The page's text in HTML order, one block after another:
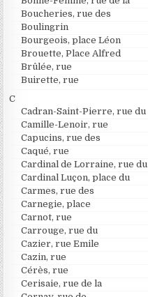
Boucheries, rue des
Boulingrin
Bourgeois, place Léon
Brouette, Place Alfred
Brûlée, rue
Buirette, rue
C
Cadran-Saint-Pierre, rue du
Camille-Lenoir, rue
Capucins, rue des
Caqué, rue
Cardinal de Lorraine, rue du
Cardinal Luçon, place du
Carmes, rue des
Carnegie, place
Carnot, rue
Carrouge, rue du
Cazier, rue Emile
Cazin, rue
Cérès, rue
Cerisaie, rue de la